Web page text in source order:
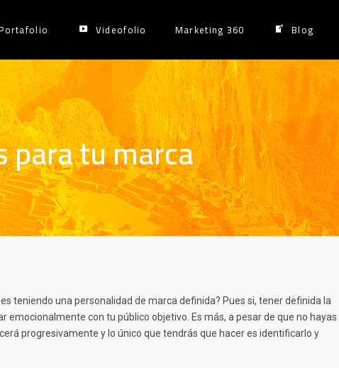
Videofolio Marketing 360 Blog
para tu marca
teniendo una personalidad de marca definida? Pues si, tener definida la
emocionalmente con tu público objetivo. Es más, a pesar de que no hayas
progresivamente y lo único que tendrás que hacer es identificarlo y